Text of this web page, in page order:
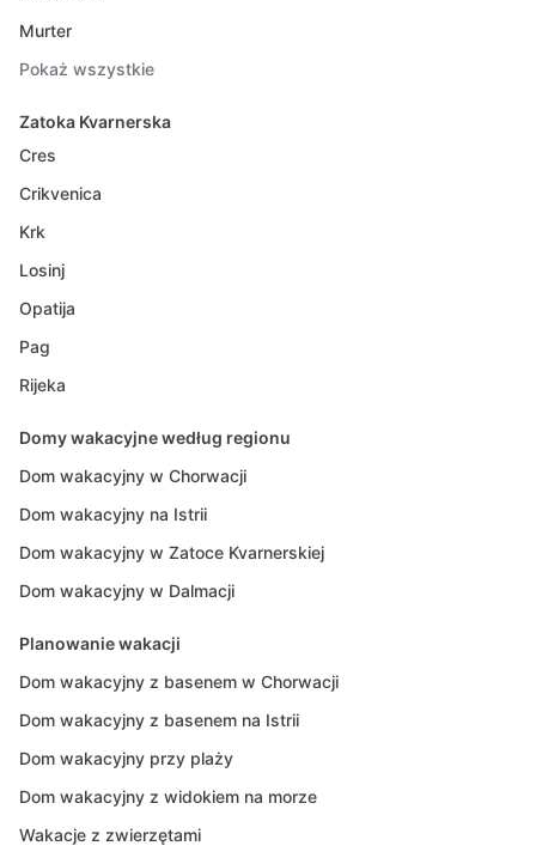
Murter
Pokaż wszystkie
Zatoka Kvarnerska
Cres
Crikvenica
Krk
Losinj
Opatija
Pag
Rijeka
Domy wakacyjne według regionu
Dom wakacyjny w Chorwacji
Dom wakacyjny na Istrii
Dom wakacyjny w Zatoce Kvarnerskiej
Dom wakacyjny w Dalmacji
Planowanie wakacji
Dom wakacyjny z basenem w Chorwacji
Dom wakacyjny z basenem na Istrii
Dom wakacyjny przy plaży
Dom wakacyjny z widokiem na morze
Wakacje z zwierzętami